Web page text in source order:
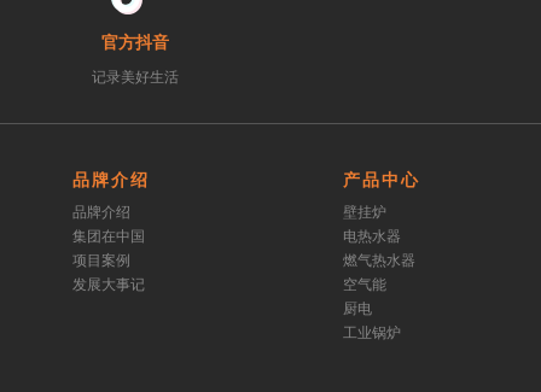
官方抖音
记录美好生活
品牌介绍
品牌介绍
集团在中国
项目案例
发展大事记
产品中心
壁挂炉
电热水器
燃气热水器
空气能
厨电
工业锅炉